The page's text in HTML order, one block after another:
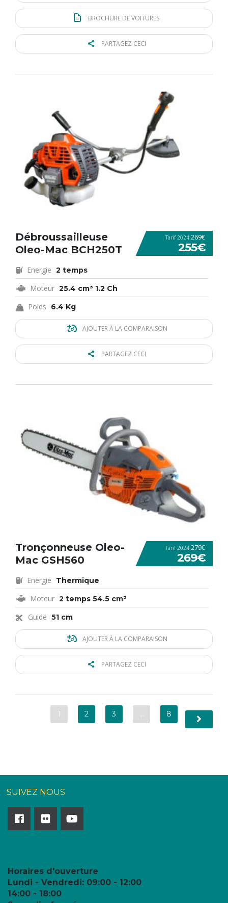
BROCHURE DE VOITURES
PARTAGEZ CECI
Tarif 2024 269€
255€
Débroussailleuse
Oleo-Mac BCH250T
Energie 2 temps
Moteur 25.4 cm³ 1.2 Ch
Poids 6.4 Kg
AJOUTER À LA COMPARAISON
PARTAGEZ CECI
Tarif 2024 279€
269€
Tronçonneuse Oleo-
Mac GSH560
Energie Thermique
Moteur 2 temps 54.5 cm³
Guide 51 cm
AJOUTER À LA COMPARAISON
PARTAGEZ CECI
1 2 3 … 8
SUIVEZ NOUS
Horaires d'ouverture
Lundi - Vendredi: 09:00 - 12:00
14:00 - 18:00